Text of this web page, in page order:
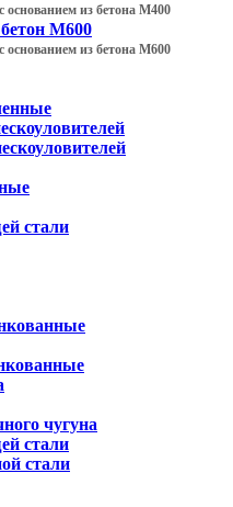
основанием из бетона М400
М600
основанием из бетона М600
стали
чугуна
стали
стали